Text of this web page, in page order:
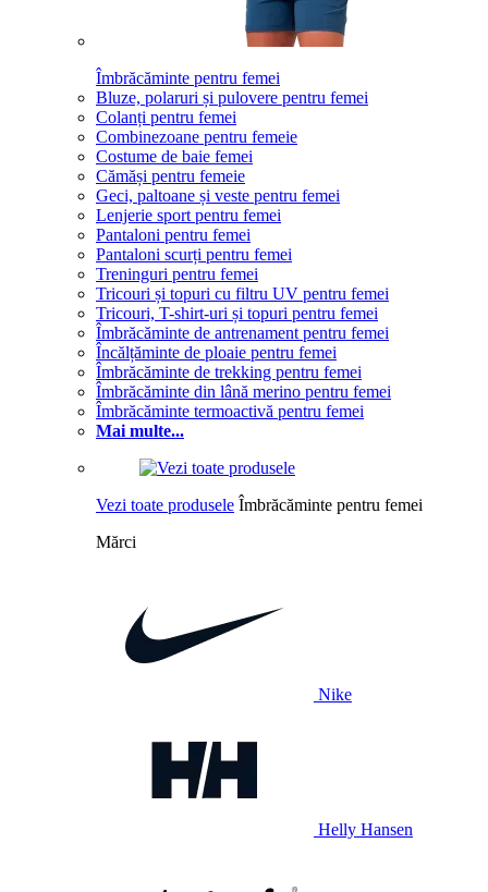
Îmbrăcăminte pentru femei
Bluze, polaruri și pulovere pentru femei
Colanți pentru femei
Combinezoane pentru femeie
Costume de baie femei
Cămăși pentru femeie
Geci, paltoane și veste pentru femei
Lenjerie sport pentru femei
Pantaloni pentru femei
Pantaloni scurți pentru femei
Treninguri pentru femei
Tricouri și topuri cu filtru UV pentru femei
Tricouri, T-shirt-uri și topuri pentru femei
Îmbrăcăminte de antrenament pentru femei
Încălțăminte de ploaie pentru femei
Îmbrăcăminte de trekking pentru femei
Îmbrăcăminte din lână merino pentru femei
Îmbrăcăminte termoactivă pentru femei
Mai multe...
Vezi toate produsele Îmbrăcăminte pentru femei
Mărci
Nike
Helly Hansen